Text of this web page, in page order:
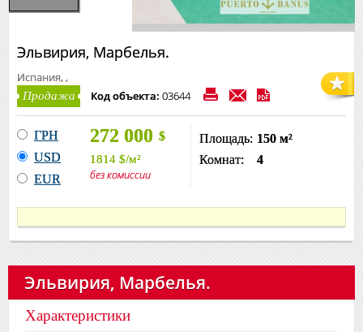
Эльвирия, Марбелья.
Испания, ,
Продажа Код объекта: 03644
ГРН
USD
EUR
272 000 $
1814 $/м²
без комиссии
Площадь: 150 м²
Комнат:
4
Эльвирия, Марбелья.
Характеристики